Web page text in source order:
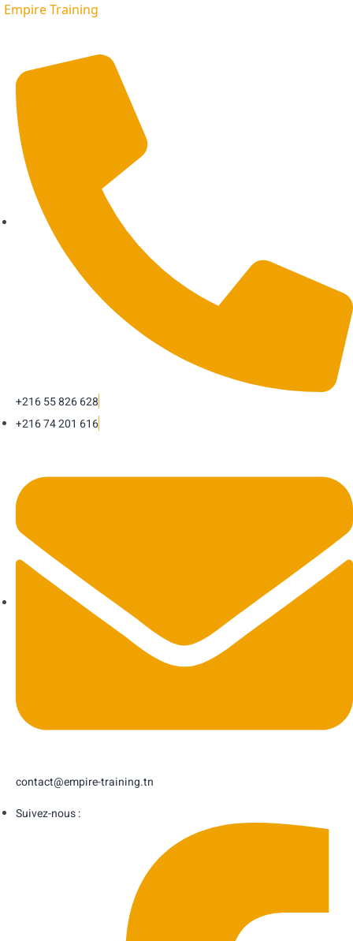
Empire Training
+216 55 826 628
+216 74 201 616
contact@empire-training.tn
Suivez-nous :